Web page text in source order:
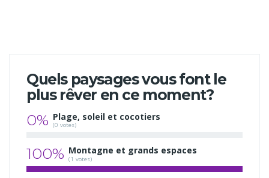
Quels paysages vous font le
plus rêver en ce moment?
0% Plage, soleil et cocotiers
(0 votes)
100% Montagne et grands espaces
(1 votes)